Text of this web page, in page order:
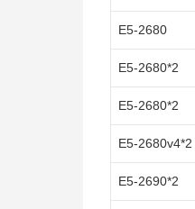
E5-2680
E5-2680*2
E5-2680*2
E5-2680v4*2
E5-2690*2